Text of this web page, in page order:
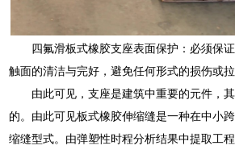
四氟滑板式橡胶支座表面保护：必须保
触面的清洁与完好，避免任何形式的损伤或拉
由此可见，支座是建筑中重要的元件，
的。由此可见板式橡胶伸缩缝是一种在中小
缩缝型式。由弹塑性时程分析结果中提取工